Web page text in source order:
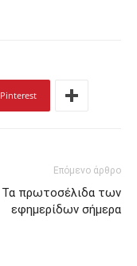
Pinterest
Επόμενο άρθρο
Τα πρωτοσέλιδα των
εφημερίδων σήμερα